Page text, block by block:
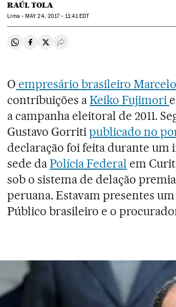
RAÚL TOLA
Lima -MAY24, 2017 - 11:41EDT
Compartir en Whatsapp
Compartir en Facebook
Compartir en Twitter
Desplegar Redes Sociales
O empresário brasileiro
contribuições aKeiko Fujimori
a campanha eleitoral de 2011.
Gustavo Gorritipublicado no
declaração foi feita durante um
sede daPolícia Federal em
sob o sistema de delação
peruana. Estavam presentes
Público brasileiro e o